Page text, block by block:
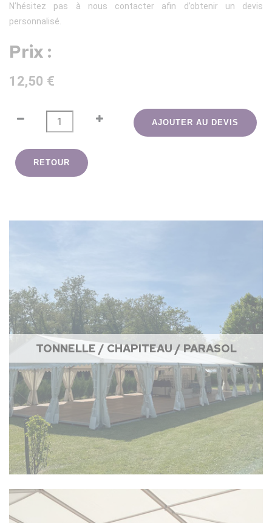
N’hésitez pas à nous contacter afin d’obtenir un devis
personnalisé.
Prix :
12,50 €
AJOUTER AU DEVIS
RETOUR
TONNELLE / CHAPITEAU / PARASOL